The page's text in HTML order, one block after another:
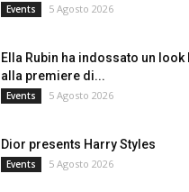
Events 5 Agosto 2026
Ella Rubin ha indossato un look
alla premiere di...
Events 5 Agosto 2026
Dior presents Harry Styles
Events 5 Agosto 2026